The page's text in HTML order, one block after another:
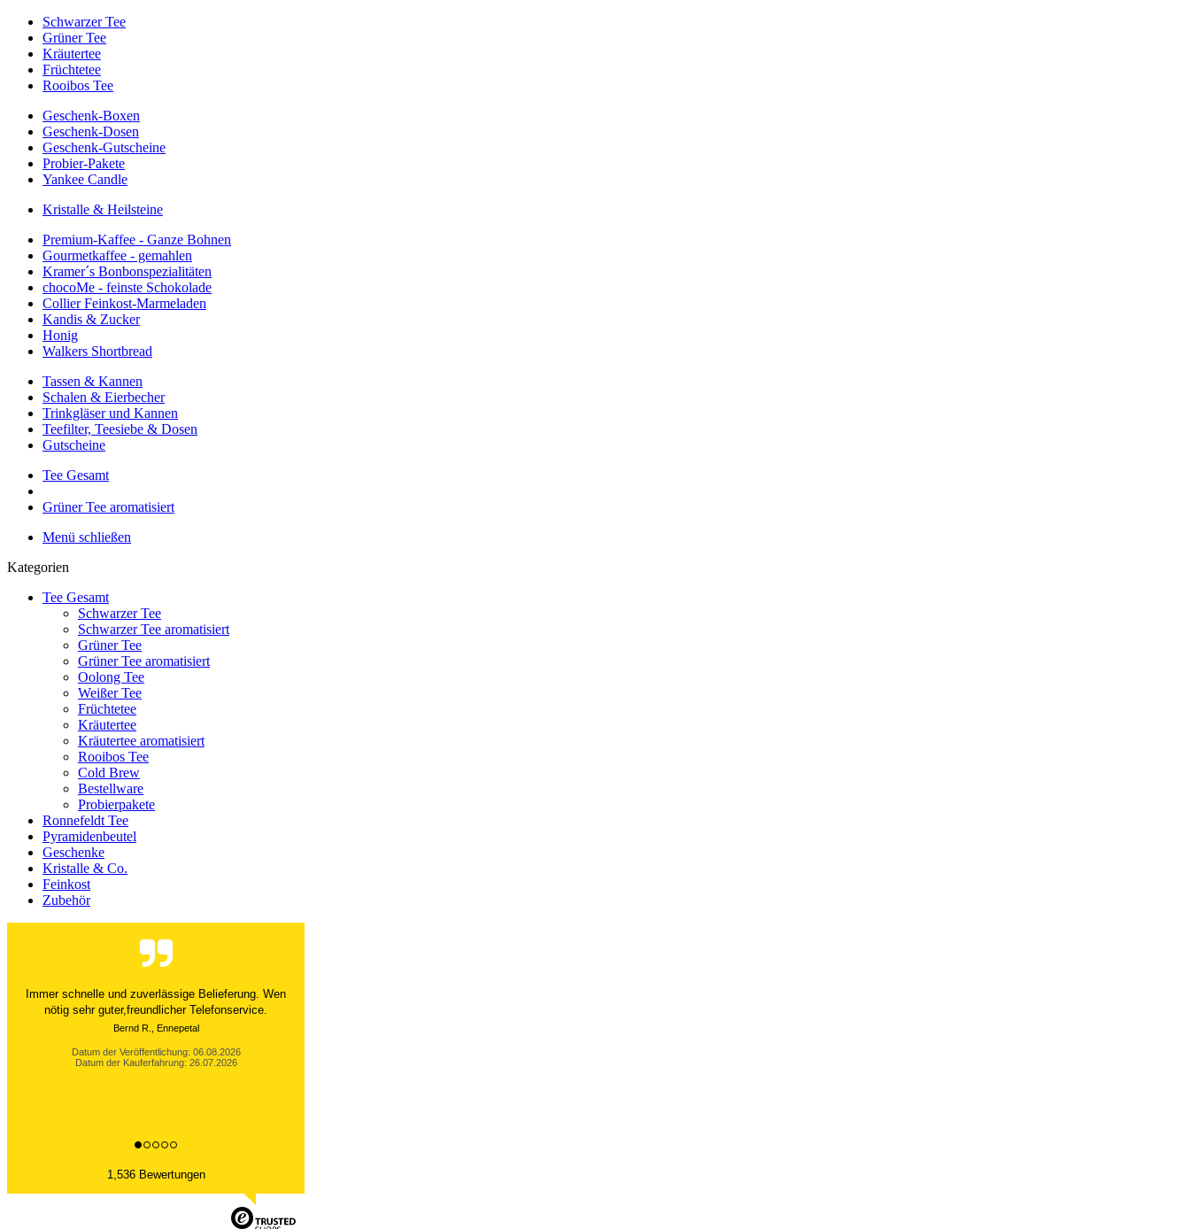
Schwarzer Tee
Grüner Tee
Kräutertee
Früchtetee
Rooibos Tee
Geschenk-Boxen
Geschenk-Dosen
Geschenk-Gutscheine
Probier-Pakete
Yankee Candle
Kristalle & Heilsteine
Premium-Kaffee - Ganze Bohnen
Gourmetkaffee - gemahlen
Kramer´s Bonbonspezialitäten
chocoMe - feinste Schokolade
Collier Feinkost-Marmeladen
Kandis & Zucker
Honig
Walkers Shortbread
Tassen & Kannen
Schalen & Eierbecher
Trinkgläser und Kannen
Teefilter, Teesiebe & Dosen
Gutscheine
Tee Gesamt
Grüner Tee aromatisiert
Menü schließen
Kategorien
Tee Gesamt
Schwarzer Tee
Schwarzer Tee aromatisiert
Grüner Tee
Grüner Tee aromatisiert
Oolong Tee
Weißer Tee
Früchtetee
Kräutertee
Kräutertee aromatisiert
Rooibos Tee
Cold Brew
Bestellware
Probierpakete
Ronnefeldt Tee
Pyramidenbeutel
Geschenke
Kristalle & Co.
Feinkost
Zubehör
Der Versand ist immer innerhalb von 24 Stunden
abgewickelt. Grossartig. Ich liebe die 1kg
Alubeutel.
Datum der Veröffentlichung: 06.08.2026
Datum der Kauferfahrung: 27.07.2026
1,536 Bewertungen